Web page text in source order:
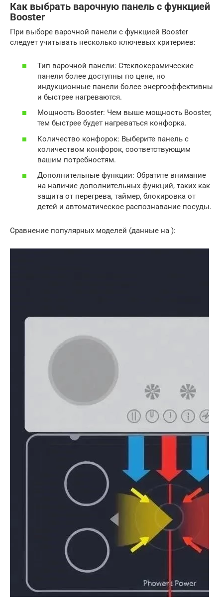
Как выбрать варочную панель с функцией
Booster
При выборе варочной панели с функцией Booster
следует учитывать несколько ключевых критериев:
Тип варочной панели: Стеклокерамические
панели более доступны по цене, но
индукционные панели более энергоэффективны
и быстрее нагреваются.
Мощность Booster: Чем выше мощность Booster,
тем быстрее будет нагреваться конфорка.
Количество конфорок: Выберите панель с
количеством конфорок, соответствующим
вашим потребностям.
Дополнительные функции: Обратите внимание
на наличие дополнительных функций, таких как
защита от перегрева, таймер, блокировка от
детей и автоматическое распознавание посуды.
Сравнение популярных моделей (данные на ):